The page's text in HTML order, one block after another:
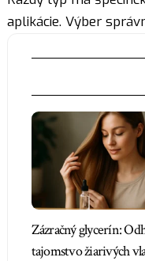
aplikácie. Výber
Zázračný glycerín:
tajomstvo žiarivých